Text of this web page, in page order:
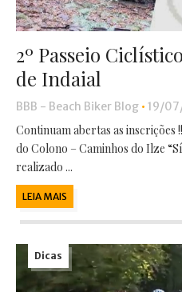
2º Passeio
de Indaial
BBB - Beach Biker Blog • 19/
Continuam abertas as inscrições
do Colono – Caminhos do Ilze
realizado ...
LEIA MAIS
Dicas